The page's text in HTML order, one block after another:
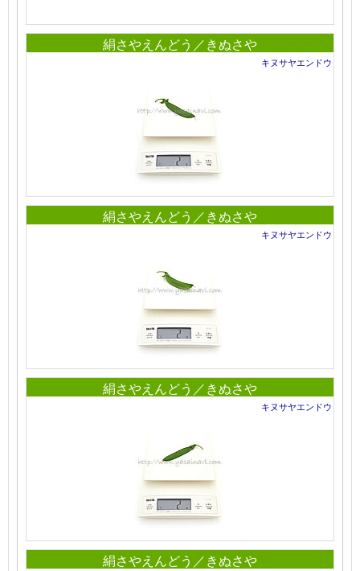
絹さやえんどう／きぬさや
キヌサヤエンドウ
絹さやえんどう／きぬさや
キヌサヤエンドウ
絹さやえんどう／きぬさや
キヌサヤエンドウ
絹さやえんどう／きぬさや